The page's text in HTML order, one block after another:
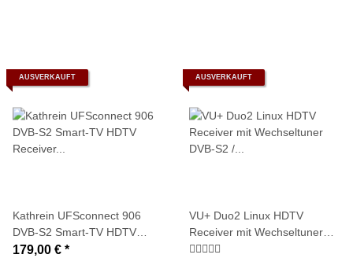
AUSVERKAUFT
Kathrein UFSconnect 906
DVB-S2 Smart-TV HDTV
Receiver (Sat>IP Client)
179,00 € *
AUSVERKAUFT
VU+ Duo2 Linux HDTV
Receiver mit Wechseltuner
DVB-S2 / DVB-C / DVB-T /